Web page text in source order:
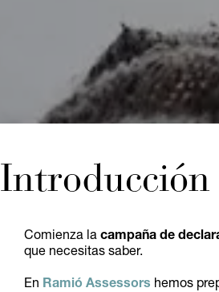
Introducción
Comienza la campaña de
que necesitas saber.
En Ramió Assessors hemos